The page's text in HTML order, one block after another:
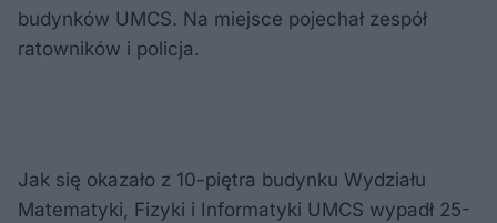
budynków UMCS. Na miejsce pojechał zespół
ratowników i policja.
Jak się okazało z 10-piętra budynku Wydziału
Matematyki, Fizyki i Informatyki UMCS wypadł 25-